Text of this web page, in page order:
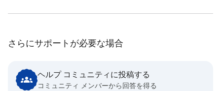
さらにサポートが必要な場合
ヘルプ コミュニティに投稿する
コミュニティ メンバーから回答を得る